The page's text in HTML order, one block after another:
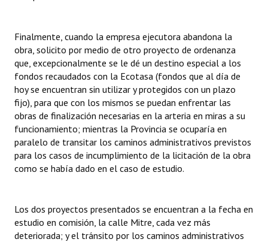
Finalmente, cuando la empresa ejecutora abandona la
obra, solicito por medio de otro proyecto de ordenanza
que, excepcionalmente se le dé un destino especial a los
fondos recaudados con la Ecotasa (fondos que al día de
hoy se encuentran sin utilizar y protegidos con un plazo
fijo), para que con los mismos se puedan enfrentar las
obras de finalización necesarias en la arteria en miras a su
funcionamiento; mientras la Provincia se ocuparía en
paralelo de transitar los caminos administrativos previstos
para los casos de incumplimiento de la licitación de la obra
como se había dado en el caso de estudio.
Los dos proyectos presentados se encuentran a la fecha en
estudio en comisión, la calle Mitre, cada vez más
deteriorada; y el tránsito por los caminos administrativos